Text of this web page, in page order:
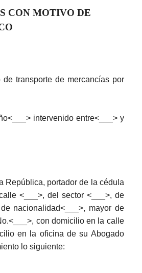
CON MOTIVO DE
transporte de mercancías por
intervenido entre<___> y
República, portador de la cédula
<___>, del sector <___>, de
nacionalidad<___>, mayor de
con domicilio en la calle
en la oficina de su Abogado
lo siguiente: